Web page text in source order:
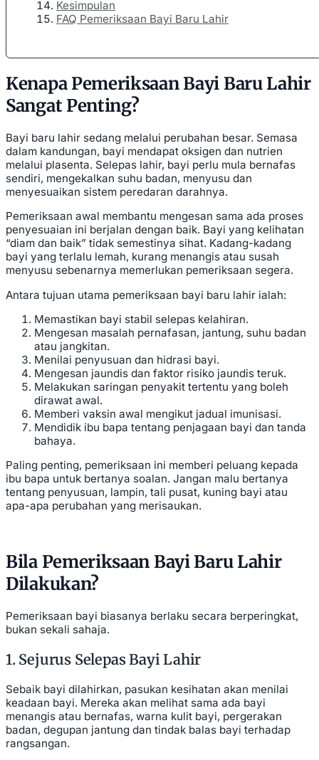
Kesimpulan
FAQ Pemeriksaan Bayi Baru Lahir
Kenapa Pemeriksaan Bayi Baru Lahir
Sangat Penting?
Bayi baru lahir sedang melalui perubahan besar. Semasa
dalam kandungan, bayi mendapat oksigen dan nutrien
melalui plasenta. Selepas lahir, bayi perlu mula bernafas
sendiri, mengekalkan suhu badan, menyusu dan
menyesuaikan sistem peredaran darahnya.
Pemeriksaan awal membantu mengesan sama ada proses
penyesuaian ini berjalan dengan baik. Bayi yang kelihatan
“diam dan baik” tidak semestinya sihat. Kadang-kadang
bayi yang terlalu lemah, kurang menangis atau susah
menyusu sebenarnya memerlukan pemeriksaan segera.
Antara tujuan utama pemeriksaan bayi baru lahir ialah:
Memastikan bayi stabil selepas kelahiran.
Mengesan masalah pernafasan, jantung, suhu badan
atau jangkitan.
Menilai penyusuan dan hidrasi bayi.
Mengesan jaundis dan faktor risiko jaundis teruk.
Melakukan saringan penyakit tertentu yang boleh
dirawat awal.
Memberi vaksin awal mengikut jadual imunisasi.
Mendidik ibu bapa tentang penjagaan bayi dan tanda
bahaya.
Paling penting, pemeriksaan ini memberi peluang kepada
ibu bapa untuk bertanya soalan. Jangan malu bertanya
tentang penyusuan, lampin, tali pusat, kuning bayi atau
apa-apa perubahan yang merisaukan.
Bila Pemeriksaan Bayi Baru Lahir
Dilakukan?
Pemeriksaan bayi biasanya berlaku secara berperingkat,
bukan sekali sahaja.
1. Sejurus Selepas Bayi Lahir
Sebaik bayi dilahirkan, pasukan kesihatan akan menilai
keadaan bayi. Mereka akan melihat sama ada bayi
menangis atau bernafas, warna kulit bayi, pergerakan
badan, degupan jantung dan tindak balas bayi terhadap
rangsangan.